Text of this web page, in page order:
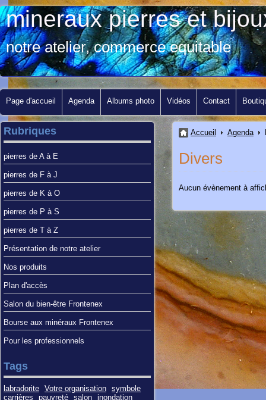
mineraux pierres et
notre atelier, commerce equitable
Page d'accueil Agenda Albums photo Vidéos Contact
Accueil Agenda
Divers
Aucun évènement à
Rubriques
pierres de A à E
pierres de F à J
pierres de K à O
pierres de P à S
pierres de T à Z
Présentation de notre atelier
Nos produits
Plan d'accès
Salon du bien-être Frontenex
Bourse aux minéraux Frontenex
Pour les professionnels
Tags
labradorite Votre organisation symbole
carrières
pauvreté salon inondation